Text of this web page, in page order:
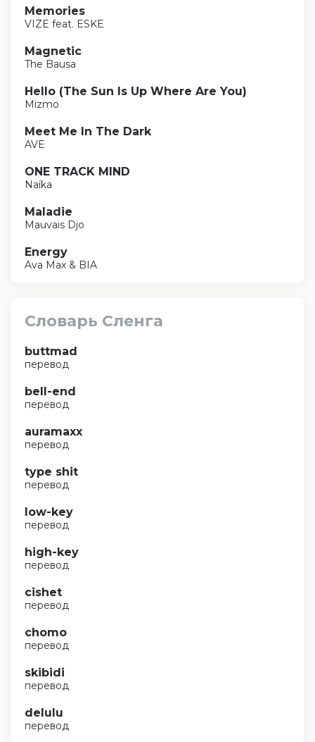
Memories
VIZE feat. ESKE
Magnetic
The Bausa
Hello (The Sun Is Up Where Are You)
Mizmo
Meet Me In The Dark
AVE
ONE TRACK MIND
Naïka
Maladie
Mauvais Djo
Energy
Ava Max & BIA
Словарь Сленга
buttmad
перевод
bell-end
перевод
auramaxx
перевод
type shit
перевод
low-key
перевод
high-key
перевод
cishet
перевод
chomo
перевод
skibidi
перевод
delulu
перевод